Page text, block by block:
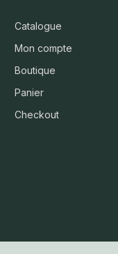
Catalogue
Mon compte
Boutique
Panier
Checkout